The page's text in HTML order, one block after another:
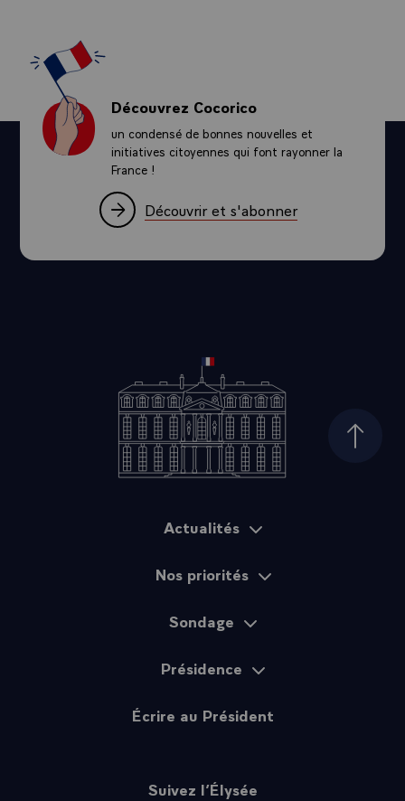
Découvrez Cocorico
un condensé de bonnes nouvelles et
initiatives citoyennes qui font rayonner la
France !
Découvrir et s'abonner
Haut
Actualités
Nos priorités
Sondage
Présidence
Écrire au Président
Suivez l’Élysée